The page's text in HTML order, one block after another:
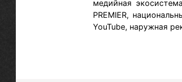
медийная
PREMIER,
YouTube, наружная